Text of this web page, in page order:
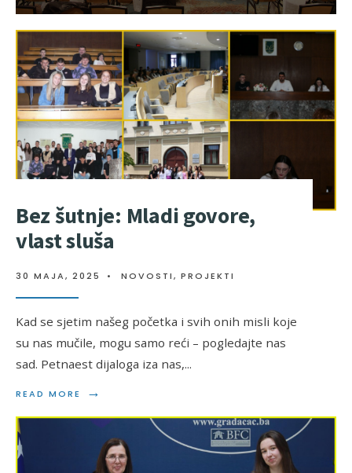
Bez šutnje: Mladi govore,
vlast sluša
30 MAJA, 2025 • NOVOSTI, PROJEKTI
Kad se sjetim našeg početka i svih onih misli koje
su nas mučile, mogu samo reći – pogledajte nas
sad. Petnaest dijaloga iza nas,...
READ MORE →